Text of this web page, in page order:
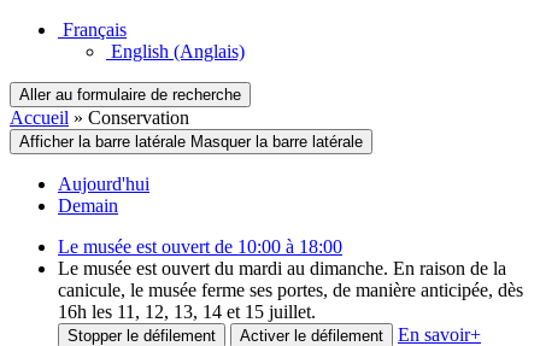
Français
English (Anglais)
Aller au formulaire de recherche
Accueil » Conservation
Afficher la barre latérale Masquer la barre latérale
Aujourd'hui
Demain
Le musée est ouvert de 10:00 à 18:00
Le musée est ouvert du mardi au dimanche. En raison de la
canicule, le musée ferme ses portes, de manière anticipée, dès
16h les 11, 12, 13, 14 et 15 juillet.
Stopper le défilement Activer le défilement En savoir+